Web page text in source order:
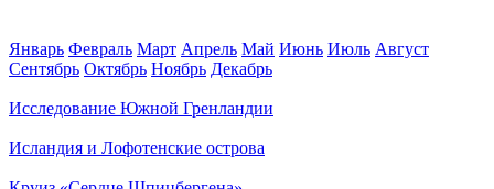
Январь Февраль Март Апрель Май Июнь Июль Август
Сентябрь Октябрь Ноябрь Декабрь
Исследование Южной Гренландии
Исландия и Лофотенские острова